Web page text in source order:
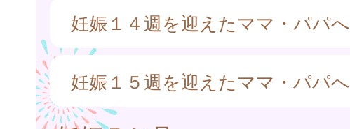
妊娠１４週を迎えたママ・パパへ
妊娠１５週を迎えたママ・パパへ